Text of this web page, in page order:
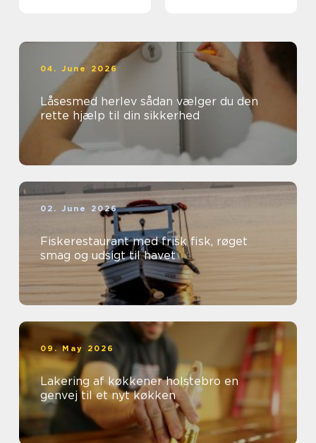
04. June 2026
Låsesmed herlev sådan vælger du den
rette hjælp til din sikkerhed
02. June 2026
Fiskerestaurant med frisk fisk, røget
smag og udsigt til havet
09. May 2026
Lakering af køkkener holstebro en
genvej til et nyt køkken